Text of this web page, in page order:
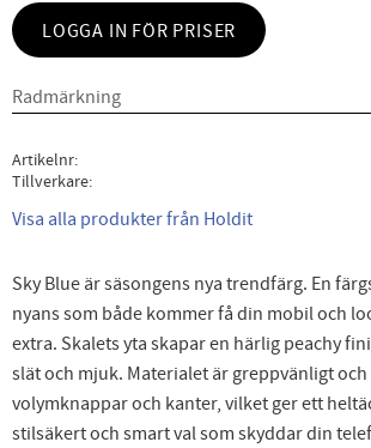
LOGGA IN FÖR PRISER
Artikelnr
Tillverkare
Visa alla produkter från Holdit
Sky Blue är säsongens nya trendfärg. En
nyans som både kommer få din mobil och
extra. Skalets yta skapar en härlig peachy
slät och mjuk. Materialet är greppvänligt
volymknappar och kanter, vilket ger ett
stilsäkert och smart val som skyddar din